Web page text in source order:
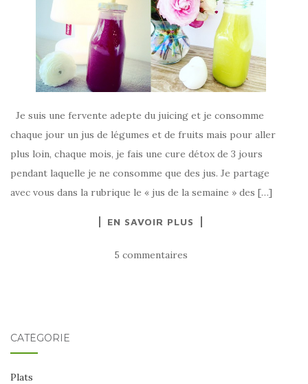
Je suis une fervente adepte du juicing et je consomme
chaque jour un jus de légumes et de fruits mais pour aller
plus loin, chaque mois, je fais une cure détox de 3 jours
pendant laquelle je ne consomme que des jus. Je partage
avec vous dans la rubrique le « jus de la semaine » des […]
EN SAVOIR PLUS
5 commentaires
CATÉGORIE
Plats